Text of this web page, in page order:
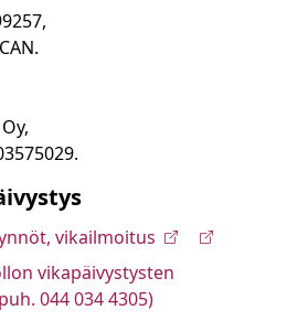
vikailmoitus
vikapäivystysten
044 034 4305)